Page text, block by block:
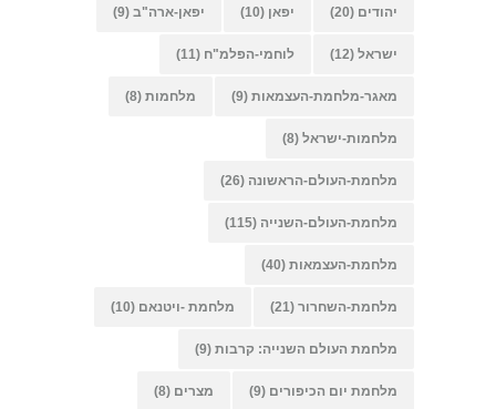
יהודים (20) יפאן (10) יפאן-ארה"ב (9)
ישראל (12) לוחמי-הפלמ"ח (11)
מאגר-מלחמת-העצמאות (9) מלחמות (8)
מלחמות-ישראל (8)
מלחמת-העולם-הראשונה (26)
מלחמת-העולם-השנייה (115)
מלחמת-העצמאות (40)
מלחמת-השחרור (21) מלחמת -ויטנאם (10)
מלחמת העולם השנייה: קרבות (9)
מלחמת יום הכיפורים (9) מצרים (8)